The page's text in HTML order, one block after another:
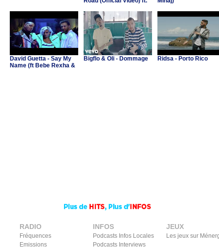
David Guetta - Say My
Name (ft Bebe Rexha &
Bigflo & Oli - Dommage Ridsa - Porto Rico
RADIO
Fréquences
Emissions
INFOS
Podcasts Infos Locales
Podcasts Interviews
JEUX
Les jeux sur